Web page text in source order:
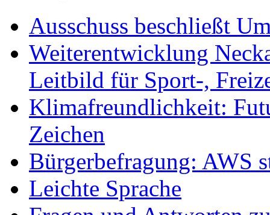
Ausschuss beschließt
Weiterentwicklung
Leitbild für Sport-,
Klimafreundlichkeit:
Zeichen
Bürgerbefragung: AWS
Leichte Sprache